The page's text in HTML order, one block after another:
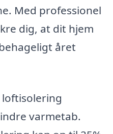
Med professionel
dig, at dit hjem
året
varmetab.